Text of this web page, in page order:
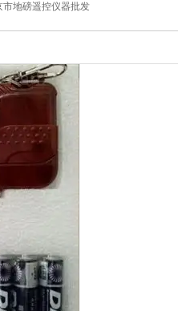
地磅遥控仪器批发